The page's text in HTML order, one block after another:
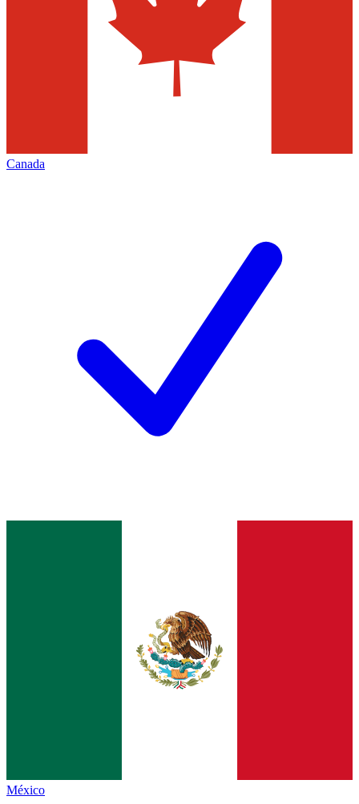
Canada
México